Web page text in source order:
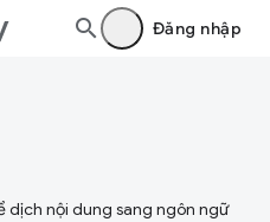
Đăng nhập
dịch nội dung sang ngôn ngữ